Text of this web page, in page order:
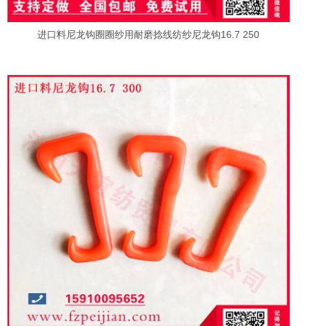
进口料尼龙钩圈圈纱用耐磨捻线纺纱尼龙钩16.7 250